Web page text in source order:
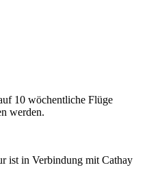
10 wöchentliche Flüge
werden.
ist in Verbindung mit Cathay